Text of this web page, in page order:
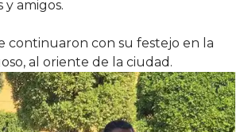
y amigos.
continuaron con su festejo en la
al oriente de la ciudad.